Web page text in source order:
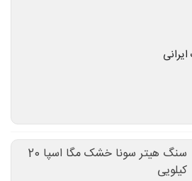
سنگ هیتر سونا خشک مگا اسپا 20
کیلویی